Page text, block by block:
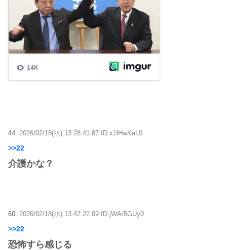
44: 2026/02/18(水) 13:28:41.87 ID:x1lHwKaL0
>>22
介護かな？
60: 2026/02/18(水) 13:42:22.09 ID:jWA/5GUy0
>>22
恐怖すら感じる